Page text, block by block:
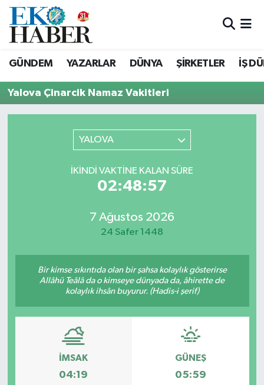
GÜNDEM YAZARLAR DÜNYA ŞİRKETLER İŞ
Yalova Çinarcik Namaz Vakitleri
YALOVA
İKINDI VAKTINE KALAN SÜRE
02:48:57
7 Ağustos 2026
24 Safer 1448
Bir kimse sıkıntıda olan bir şahsa kolaylık gösterirse
Allâhü Teâlâ da o kimseye dünyada da, âhirette de
kolaylık ihsân buyurur. (Hadis-i şerif)
İMSAK
04:19
GÜNEŞ
05:59
Hava Durumu
Süper Lig Puan Durumu ve Fikstür
Tüm Manşetler
Son Dakika Haberleri